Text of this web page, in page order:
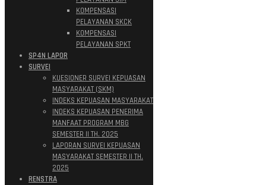
KOMPENSASI
PELAYANAN SKCK
KOMPENSASI
PELAYANAN SPKT
SP4N LAPOR
SURVEI
KUESIONER SURVEI KEPUASAN
MASYARAKAT (SKM)
INDEKS KEPUASAN MASYARAKAT
INDEKS KEPUASAN PENERIMA
MANFAAT PROGRAM MBG
SEMESTER II TH. 2025
LAPORAN SURVEI KEPUASAN
MASYARAKAT SEMESTER II TH.
2025
RENSTRA